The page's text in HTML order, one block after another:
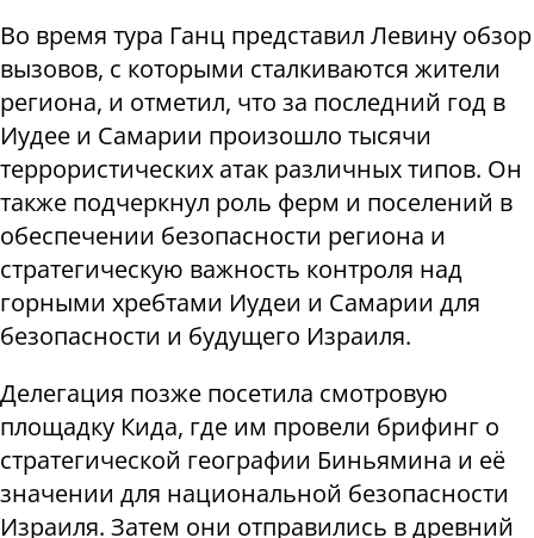
Во время тура Ганц представил Левину обзор
вызовов, с которыми сталкиваются жители
региона, и отметил, что за последний год в
Иудее и Самарии произошло тысячи
террористических атак различных типов. Он
также подчеркнул роль ферм и поселений в
обеспечении безопасности региона и
стратегическую важность контроля над
горными хребтами Иудеи и Самарии для
безопасности и будущего Израиля.
Делегация позже посетила смотровую
площадку Кида, где им провели брифинг о
стратегической географии Биньямина и её
значении для национальной безопасности
Израиля. Затем они отправились в древний